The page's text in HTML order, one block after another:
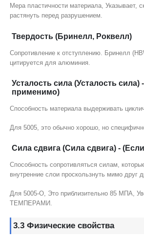
Мера пластичности материала, Указывает,
растянуть перед разрушением.
Твердость (Бринелл, Роквелл)
Сопротивление к отступлению. Бринелл
цитируется для алюминия.
Усталость сила (Усталость сила)
применимо)
Способность материала выдерживать
Для 5005, это обычно хорошо, но
Сила сдвига (Сила сдвига) -
Способность сопротивляться силам,
внутренние слои проскользнуть мимо друг
Для 5005-O, Это приблизительно 85 МПА,
ТЕМПЕРАМИ.
3.3 Физические свойства